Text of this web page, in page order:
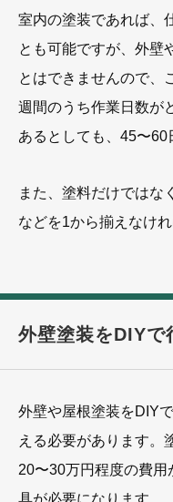
室内の塗装であれば、
とも可能ですが、外壁
とはできませんので、
週間のうち作業日数が
あるとしても、45〜60
また、塗料だけではな
などを1から揃えなけれ
外壁塗装をDIYで
外壁や屋根塗装をDIY
える必要があります。
20〜30万円程度の費
具が必要になります。